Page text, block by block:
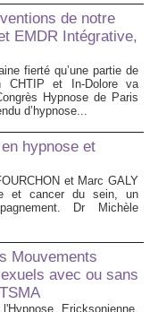
de notre
EMDR Intégrative,
fierté qu’une partie de
CHTIP et In-Dolore va
Hypnose de Paris
d’hypnose...
hypnose et
et Marc GALY
et cancer du sein, un
Dr Michèle
Mouvements
avec ou sans
Ericksonienne,